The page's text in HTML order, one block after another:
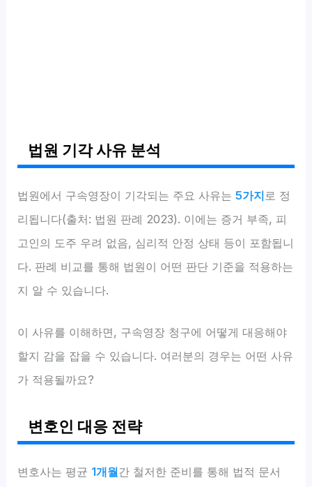
법원 기각 사유 분석
법원에서 구속영장이 기각되는 주요 사유는5가지 로 정
리됩니다(출처: 법원 판례 2023). 이에는 증거 부족, 피
고인의 도주 우려 없음, 심리적 안정 상태 등이 포함됩니
다. 판례 비교를 통해 법원이 어떤 판단 기준을 적용하는
지 알 수 있습니다.
이 사유를 이해하면, 구속영장 청구에 어떻게 대응해야
할지 감을 잡을 수 있습니다. 여러분의 경우는 어떤 사유
가 적용될까요?
변호인 대응 전략
변호사는 평균 1개월간 철저한 준비를 통해 법적 문서